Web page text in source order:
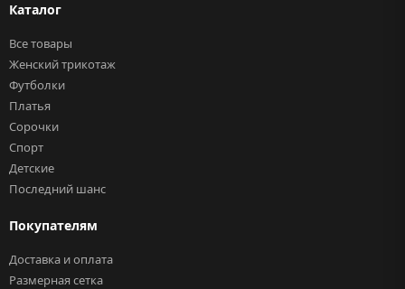
Каталог
Все товары
Женский трикотаж
Футболки
Платья
Сорочки
Спорт
Детские
Последний шанс
Покупателям
Доставка и оплата
Размерная сетка